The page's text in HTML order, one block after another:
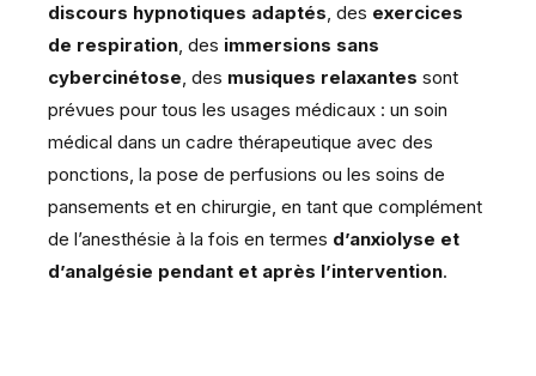
discours hypnotiques adaptés , des exercices
de respiration , des immersions sans
cybercinétose , des musiques relaxantes sont
prévues pour tous les usages médicaux : un soin
médical dans un cadre thérapeutique avec des
ponctions, la pose de perfusions ou les soins de
pansements et en chirurgie, en tant que complément
de l’anesthésie à la fois en termes d’anxiolyse et
d’analgésie pendant et après l’intervention.